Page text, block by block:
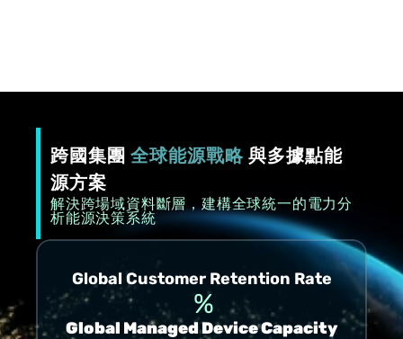
跨國集團 全球能源戰略 與多據點能
源方案
解決跨場域資料斷層，建構全球統一的電力分
析能源決策系統
Global Customer Retention Rate
%
Global Managed Device Capacity